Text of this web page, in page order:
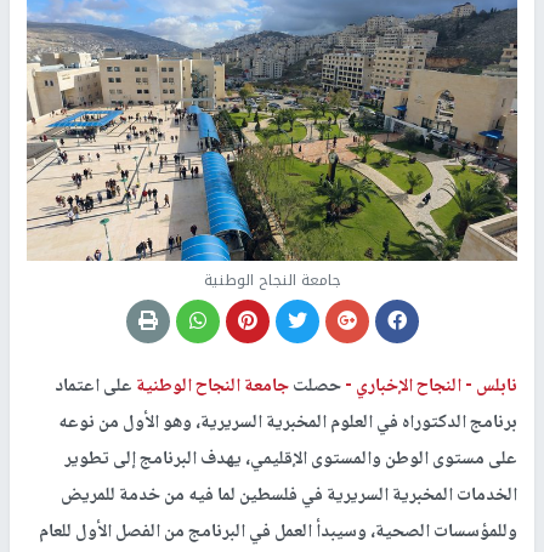
جامعة النجاح الوطنية
نابلس -النجاح الإخباري -حصلتجامعة النجاح الوطنيةعلى اعتماد
برنامج الدكتوراه في العلوم المخبرية السريرية، وهو الأول من نوعه
على مستوى الوطن والمستوى الإقليمي، يهدف البرنامج إلى تطوير
الخدمات المخبرية السريرية في فلسطين لما فيه من خدمة للمريض
وللمؤسسات الصحية، وسيبدأ العمل في البرنامج من الفصل الأول للعام